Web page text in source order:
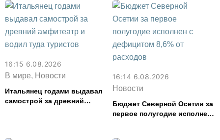
16:15 6.08.2026
В мире, Новости
Итальянец годами выдавал
самострой за древний
16:14 6.08.2026
Новости
Бюджет Северной Осетии за
первое полугодие исполнен